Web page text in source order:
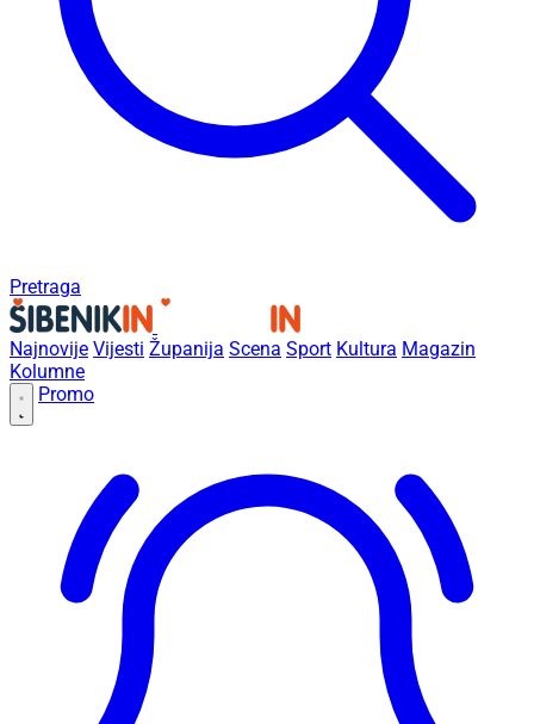
Pretraga
Najnovije Vijesti Županija Scena Sport Kultura Magazin
Kolumne
Promo